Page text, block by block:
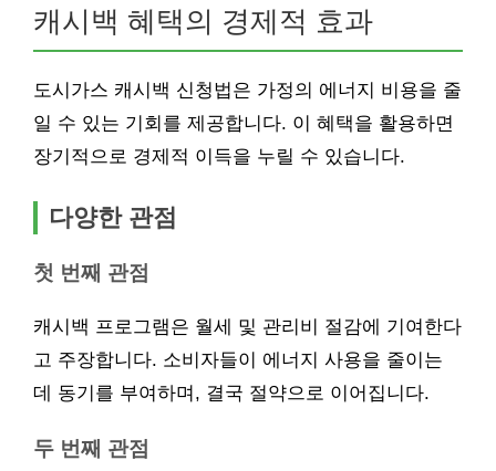
캐시백 혜택의 경제적 효과
도시가스 캐시백 신청법은 가정의 에너지 비용을 줄
일 수 있는 기회를 제공합니다. 이 혜택을 활용하면
장기적으로 경제적 이득을 누릴 수 있습니다.
다양한 관점
첫 번째 관점
캐시백 프로그램은 월세 및 관리비 절감에 기여한다
고 주장합니다. 소비자들이 에너지 사용을 줄이는
데 동기를 부여하며, 결국 절약으로 이어집니다.
두 번째 관점